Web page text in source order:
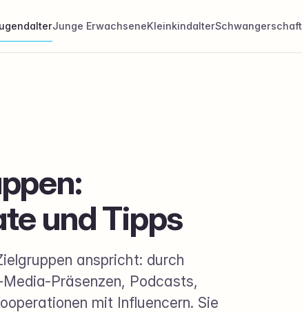
Junge ErwachseneKleinkindalterSchwangerschaft
und Tipps
anspricht: durch
Präsenzen, Podcasts,
mit Influencern. Sie